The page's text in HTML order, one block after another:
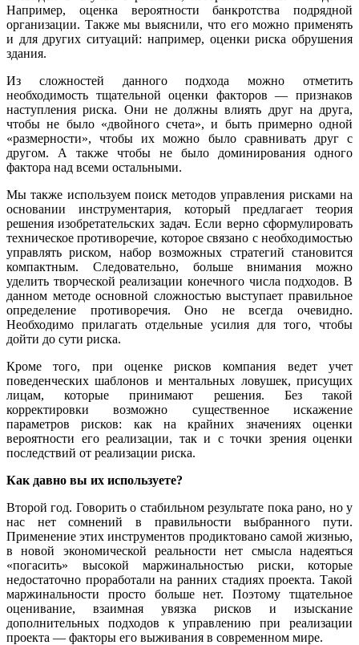
Например, оценка вероятности банкротства подрядной
организации. Также мы выяснили, что его можно применять
и для других ситуаций: например, оценки риска обрушения
здания.
Из сложностей данного подхода можно отметить
необходимость тщательной оценки факторов — признаков
наступления риска. Они не должны влиять друг на друга,
чтобы не было «двойного счета», и быть примерно одной
«размерности», чтобы их можно было сравнивать друг с
другом. А также чтобы не было доминирования одного
фактора над всеми остальными.
Мы также используем поиск методов управления рисками на
основании инструментария, который предлагает теория
решения изобретательских задач. Если верно сформулировать
техническое противоречие, которое связано с необходимостью
управлять риском, набор возможных стратегий становится
компактным. Следовательно, больше внимания можно
уделить творческой реализации конечного числа подходов. В
данном методе основной сложностью выступает правильное
определение противоречия. Оно не всегда очевидно.
Необходимо прилагать отдельные усилия для того, чтобы
дойти до сути риска.
Кроме того, при оценке рисков компания ведет учет
поведенческих шаблонов и ментальных ловушек, присущих
лицам, которые принимают решения. Без такой
корректировки возможно существенное искажение
параметров рисков: как на крайних значениях оценки
вероятности его реализации, так и с точки зрения оценки
последствий от реализации риска.
Как давно вы их используете?
Второй год. Говорить о стабильном результате пока рано, но у
нас нет сомнений в правильности выбранного пути.
Применение этих инструментов продиктовано самой жизнью,
в новой экономической реальности нет смысла надеяться
«погасить» высокой маржинальностью риски, которые
недостаточно проработали на ранних стадиях проекта. Такой
маржинальности просто больше нет. Поэтому тщательное
оценивание, взаимная увязка рисков и изыскание
дополнительных подходов к управлению при реализации
проекта — факторы его выживания в современном мире.